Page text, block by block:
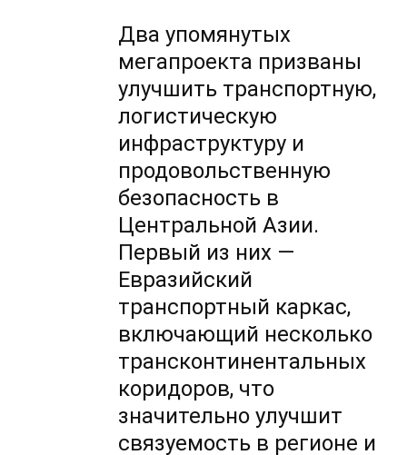
Два упомянутых
мегапроекта призваны
улучшить транспортную,
логистическую
инфраструктуру и
продовольственную
безопасность в
Центральной Азии.
Первый из них —
Евразийский
транспортный каркас,
включающий несколько
трансконтинентальных
коридоров, что
значительно улучшит
связуемость в регионе и